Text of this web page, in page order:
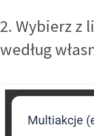
2. Wybierz z
według